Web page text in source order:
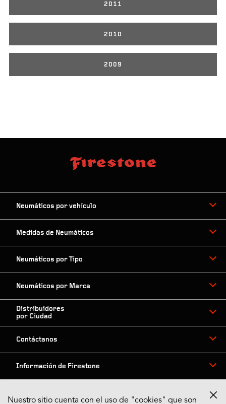
2011
2010
2009
Neumáticos por vehículo
Medidas de Neumáticos
Neumáticos por Tipo
Neumáticos por Marca
Distribuidores
por Ciudad
Contáctanos
Información de Firestone
Nuestro sitio cuenta con el uso de "cookies" que son